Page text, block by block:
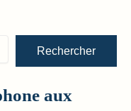
Rechercher
aux